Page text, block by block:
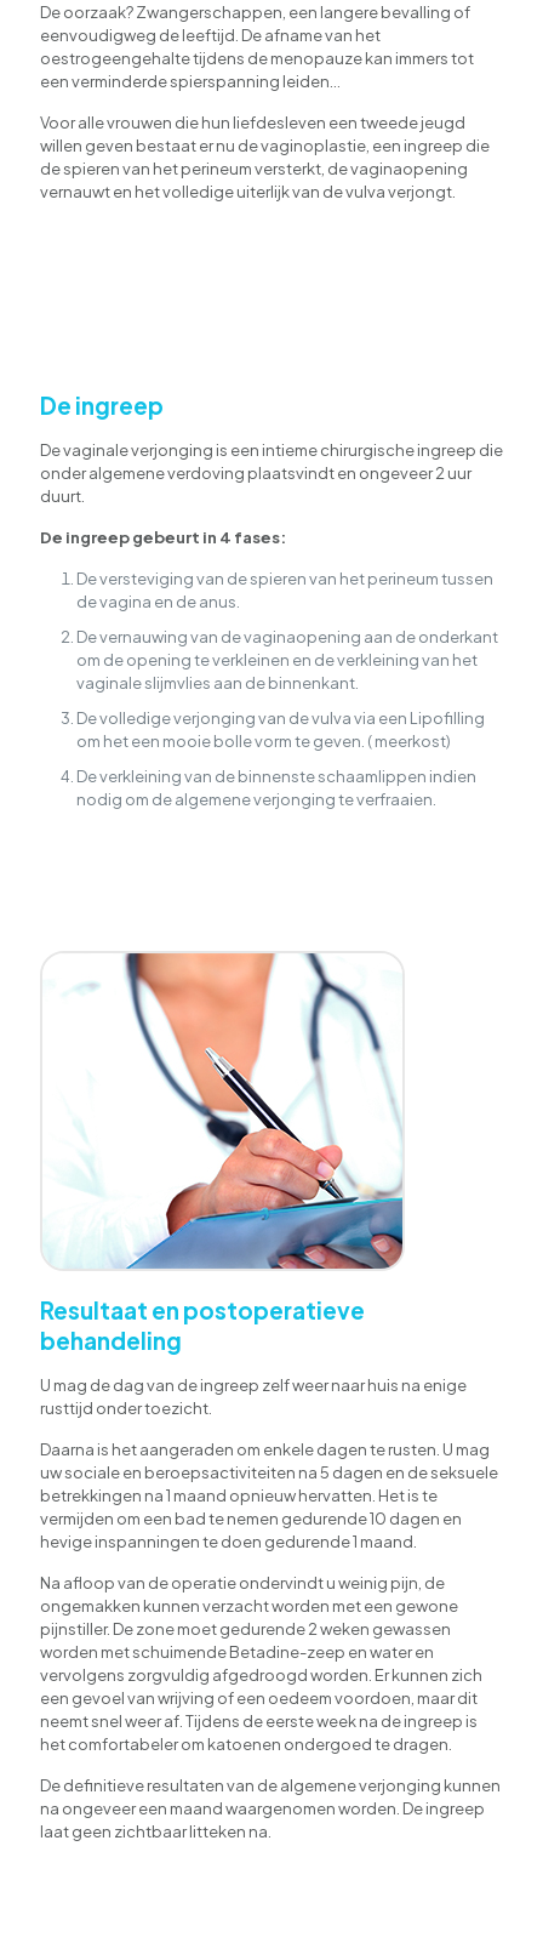
De oorzaak? Zwangerschappen, een langere bevalling of
eenvoudigweg de leeftijd. De afname van het
oestrogeengehalte tijdens de menopauze kan immers tot
een verminderde spierspanning leiden…
Voor alle vrouwen die hun liefdesleven een tweede jeugd
willen geven bestaat er nu de vaginoplastie, een ingreep die
de spieren van het perineum versterkt, de vaginaopening
vernauwt en het volledige uiterlijk van de vulva verjongt.
De ingreep
De vaginale verjonging is een intieme chirurgische ingreep die
onder algemene verdoving plaatsvindt en ongeveer 2 uur
duurt.
De ingreep gebeurt in 4 fases:
De versteviging van de spieren van het perineum tussen
de vagina en de anus.
De vernauwing van de vaginaopening aan de onderkant
om de opening te verkleinen en de verkleining van het
vaginale slijmvlies aan de binnenkant.
De volledige verjonging van de vulva via een Lipofilling
om het een mooie bolle vorm te geven. ( meerkost)
De verkleining van de binnenste schaamlippen indien
nodig om de algemene verjonging te verfraaien.
Resultaat en postoperatieve
behandeling
U mag de dag van de ingreep zelf weer naar huis na enige
rusttijd onder toezicht.
Daarna is het aangeraden om enkele dagen te rusten. U mag
uw sociale en beroepsactiviteiten na 5 dagen en de seksuele
betrekkingen na 1 maand opnieuw hervatten. Het is te
vermijden om een bad te nemen gedurende 10 dagen en
hevige inspanningen te doen gedurende 1 maand.
Na afloop van de operatie ondervindt u weinig pijn, de
ongemakken kunnen verzacht worden met een gewone
pijnstiller. De zone moet gedurende 2 weken gewassen
worden met schuimende Betadine-zeep en water en
vervolgens zorgvuldig afgedroogd worden. Er kunnen zich
een gevoel van wrijving of een oedeem voordoen, maar dit
neemt snel weer af. Tijdens de eerste week na de ingreep is
het comfortabeler om katoenen ondergoed te dragen.
De definitieve resultaten van de algemene verjonging kunnen
na ongeveer een maand waargenomen worden. De ingreep
laat geen zichtbaar litteken na.